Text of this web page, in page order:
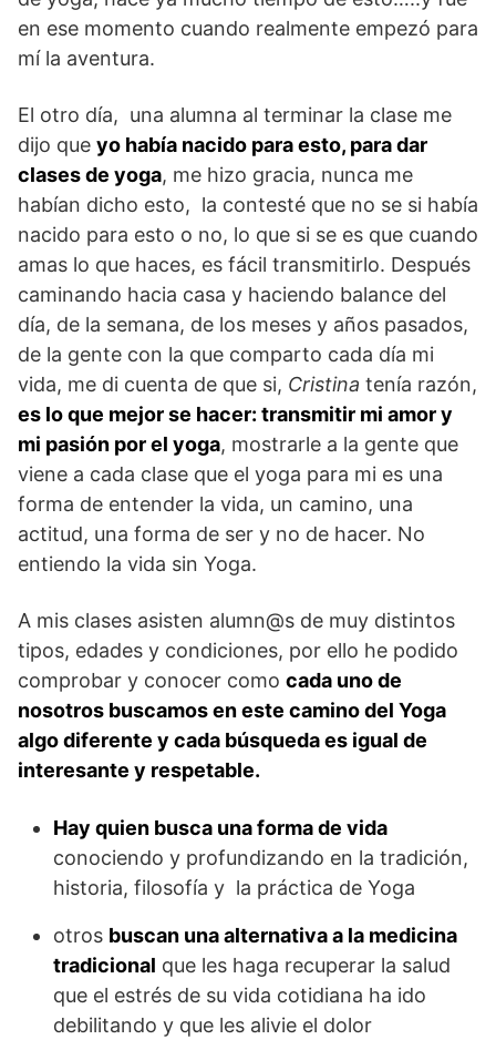
en ese momento cuando realmente empezó para
mí la aventura.
El otro día, una alumna al terminar la clase me
dijo que yo había nacido para esto, para dar
clases de yoga, me hizo gracia, nunca me
habían dicho esto, la contesté que no se si había
nacido para esto o no, lo que si se es que cuando
amas lo que haces, es fácil transmitirlo. Después
caminando hacia casa y haciendo balance del
día, de la semana, de los meses y años pasados,
de la gente con la que comparto cada día mi
vida, me di cuenta de que si, Cristina tenía razón,
es lo que mejor se hacer: transmitir mi amor y
mi pasión por el yoga, mostrarle a la gente que
viene a cada clase que el yoga para mi es una
forma de entender la vida, un camino, una
actitud, una forma de ser y no de hacer. No
entiendo la vida sin Yoga.
A mis clases asisten alumn@s de muy distintos
tipos, edades y condiciones, por ello he podido
comprobar y conocer como cada uno de
nosotros buscamos en este camino del Yoga
algo diferente y cada búsqueda es igual de
interesante y respetable.
Hay quien busca una forma de vida
conociendo y profundizando en la tradición,
historia, filosofía y la práctica de Yoga
otros buscan una alternativa a la medicina
tradicional que les haga recuperar la salud
que el estrés de su vida cotidiana ha ido
debilitando y que les alivie el dolor